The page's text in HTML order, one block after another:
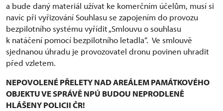
a bude daný materiál užívat ke komerčním účelům, musí si
navíc při vyřizování Souhlasu se zapojením do provozu
bezpilotního systému vyřídit „Smlouvu o souhlasu
k natáčení pomocí bezpilotního letadla“. Ve smlouvě
sjednanou úhradu je provozovatel dronu povinen uhradit
před vzletem.
NEPOVOLENÉ PŘELETY NAD AREÁLEM PAMÁTKOVÉHO
OBJEKTU VE SPRÁVĚ NPÚ BUDOU NEPRODLENĚ
HLÁŠENY POLICII ČR!